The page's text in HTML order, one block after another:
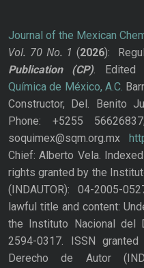
Journal of the Mexican
Vol. 70 No. 1 (2026):
Publication
(CP). Edited
Química de México, A.C.
Constructor, Del. Benito
Phone: +5255
soquimex@sqm.org.mx
Chief: Alberto Vela.
rights granted by the
(INDAUTOR): 04-2005-
lawful title and content:
the Instituto Nacional del
2594-0317. ISSN
Derecho de Autor